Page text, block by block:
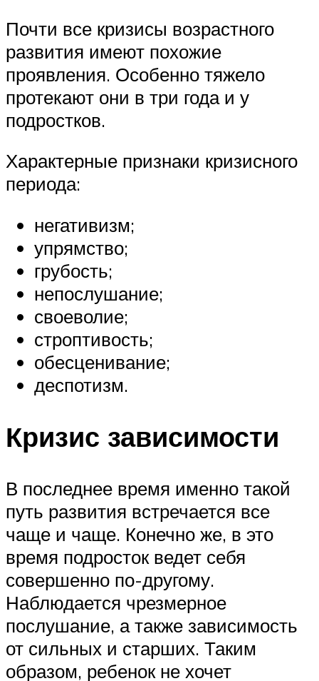
Почти все кризисы возрастного
развития имеют похожие
проявления. Особенно тяжело
протекают они в три года и у
подростков.
Характерные признаки кризисного
периода:
негативизм;
упрямство;
грубость;
непослушание;
своеволие;
строптивость;
обесценивание;
деспотизм.
Кризис зависимости
В последнее время именно такой
путь развития встречается все
чаще и чаще. Конечно же, в это
время подросток ведет себя
совершенно по-другому.
Наблюдается чрезмерное
послушание, а также зависимость
от сильных и старших. Таким
образом, ребенок не хочет